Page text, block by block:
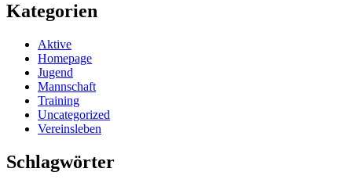
Kategorien
Aktive
Homepage
Jugend
Mannschaft
Training
Uncategorized
Vereinsleben
Schlagwörter